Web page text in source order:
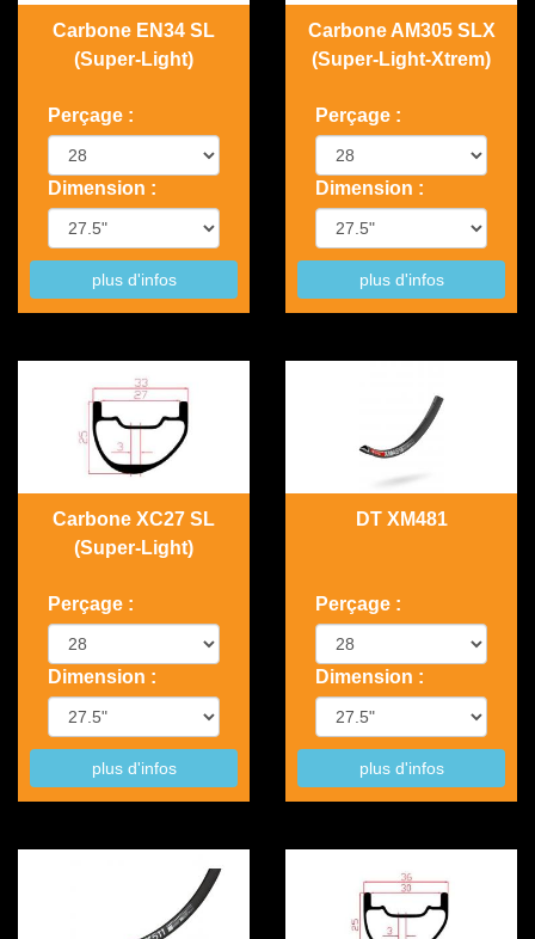
Carbone EN34 SL
(Super-Light)
Perçage :
Dimension :
plus d'infos
Carbone AM305 SLX
(Super-Light-Xtrem)
Perçage :
Dimension :
plus d'infos
Carbone XC27 SL
(Super-Light)
Perçage :
Dimension :
plus d'infos
DT XM481
Perçage :
Dimension :
plus d'infos